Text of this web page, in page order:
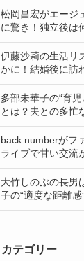
松岡昌宏がエージ
に驚き！独立後は
伊藤沙莉の生活リ
かに！結婚後に訪
多部未華子の“育
とは？夫との多忙
back numberがフ
ライブで甘い交流
大竹しのぶの長男
子の“適度な距離
カテゴリー